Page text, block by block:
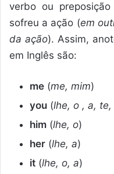
verbo ou
sofreu a ação (em
da ação). Assim,
em Inglês são:
me (me, mim)
you (lhe, o , a,
him (lhe, o)
her (lhe, a)
it (lhe, o, a)